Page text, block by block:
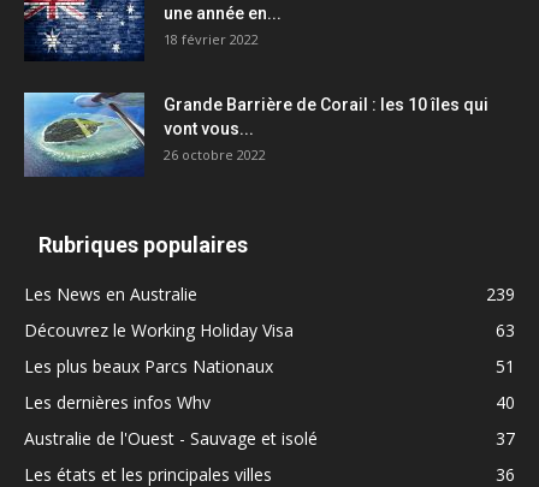
une année en...
18 février 2022
Grande Barrière de Corail : les 10 îles qui
vont vous...
26 octobre 2022
Rubriques populaires
Les News en Australie
239
Découvrez le Working Holiday Visa
63
Les plus beaux Parcs Nationaux
51
Les dernières infos Whv
40
Australie de l'Ouest - Sauvage et isolé
37
Les états et les principales villes
36